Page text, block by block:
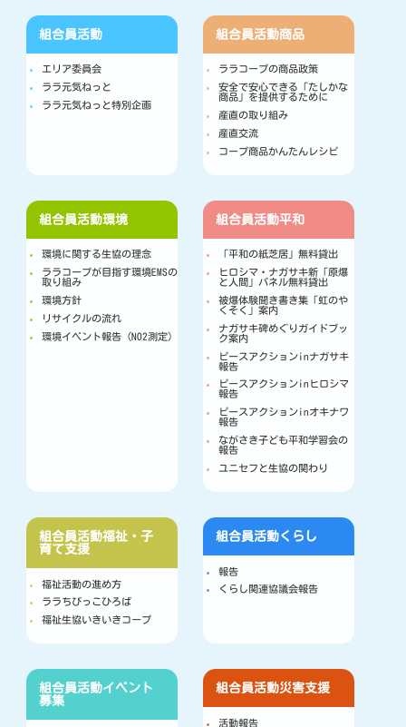
組合員活動
エリア委員会
ララ元気ねっと
ララ元気ねっと特別企画
組合員活動商品
ララコープの商品政策
安全で安心できる「たしかな
商品」を提供するために
産直の取り組み
産直交流
コープ商品かんたんレシピ
組合員活動環境
環境に関する生協の理念
ララコープが目指す環境EMSの
取り組み
環境方針
リサイクルの流れ
環境イベント報告（NO2測定）
組合員活動平和
「平和の紙芝居」無料貸出
ヒロシマ・ナガサキ新「原爆
と人間」パネル無料貸出
被爆体験聞き書き集「虹のや
くそく」案内
ナガサキ碑めぐりガイドブッ
ク案内
ピースアクションinナガサキ
報告
ピースアクションinヒロシマ
報告
ピースアクションinオキナワ
報告
ながさき子ども平和学習会の
報告
ユニセフと生協の関わり
組合員活動福祉・子
育て支援
福祉活動の進め方
ララちびっこひろば
福祉生協いきいきコープ
組合員活動くらし
報告
くらし関連協議会報告
組合員活動イベント
募集
組合員活動災害支援
活動報告